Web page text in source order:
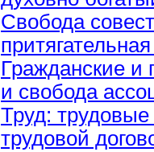
студент-
хорошо
задачей. Он
цена ниже, и
найдет
учеником.
Свобода
Гражданские и
и свобода
Труд:
трудовой